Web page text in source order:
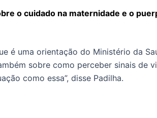
o cuidado na maternidade e o
é uma orientação do Ministério da
sobre como perceber sinais de
como essa”, disse Padilha.